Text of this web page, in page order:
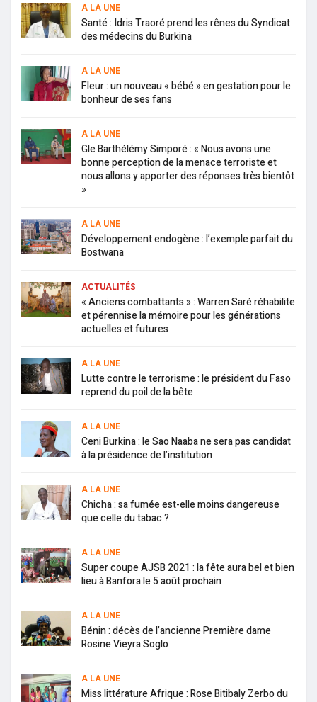
A LA UNE
Santé : Idris Traoré prend les rênes du Syndicat
des médecins du Burkina
A LA UNE
Fleur : un nouveau « bébé » en gestation pour le
bonheur de ses fans
A LA UNE
Gle Barthélémy Simporé : « Nous avons une
bonne perception de la menace terroriste et
nous allons y apporter des réponses très bientôt
»
A LA UNE
Développement endogène : l’exemple parfait du
Bostwana
ACTUALITÉS
« Anciens combattants » : Warren Saré réhabilite
et pérennise la mémoire pour les générations
actuelles et futures
A LA UNE
Lutte contre le terrorisme : le président du Faso
reprend du poil de la bête
A LA UNE
Ceni Burkina : le Sao Naaba ne sera pas candidat
à la présidence de l’institution
A LA UNE
Chicha : sa fumée est-elle moins dangereuse
que celle du tabac ?
A LA UNE
Super coupe AJSB 2021 : la fête aura bel et bien
lieu à Banfora le 5 août prochain
A LA UNE
Bénin : décès de l’ancienne Première dame
Rosine Vieyra Soglo
A LA UNE
Miss littérature Afrique : Rose Bitibaly Zerbo du